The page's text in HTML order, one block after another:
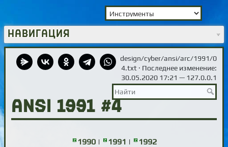
Навигация
design/cyber/ansi/arc/1991/0
4.txt· Последнее изменение:
30.05.2020 17:21 — 127.0.0.1
ANSI 1991 #4
1990| 1991 |
1992